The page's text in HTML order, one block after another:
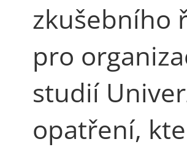
zkušebního
pro
studií
opatření,